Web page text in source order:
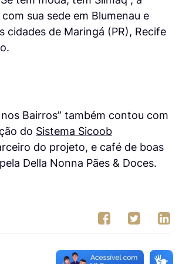
sua sede em Blumenau e
cidades de Maringá (PR), Recife
Bairros” também contou com
do Sistema Sicoob
do projeto, e café de boas
Della Nonna Pães & Doces.